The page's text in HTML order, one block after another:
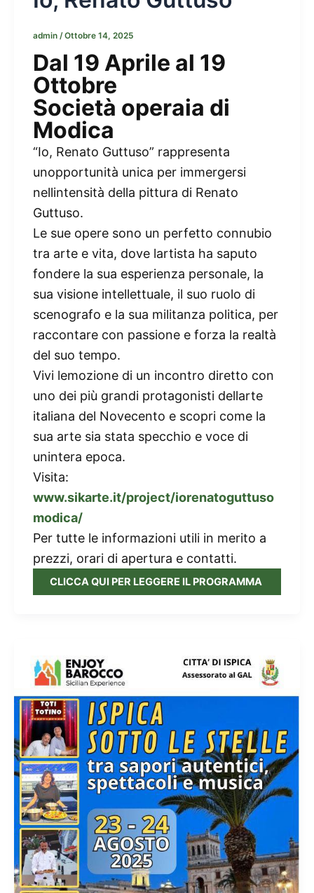
admin /Ottobre 14, 2025
Dal 19 Aprile al 19
Ottobre
Società operaia di
Modica
“Io, Renato Guttuso” rappresenta
unopportunità unica per immergersi
nellintensità della pittura di Renato
Guttuso.
Le sue opere sono un perfetto connubio
tra arte e vita, dove lartista ha saputo
fondere la sua esperienza personale, la
sua visione intellettuale, il suo ruolo di
scenografo e la sua militanza politica, per
raccontare con passione e forza la realtà
del suo tempo.
Vivi lemozione di un incontro diretto con
uno dei più grandi protagonisti dellarte
italiana del Novecento e scopri come la
sua arte sia stata specchio e voce di
unintera epoca.
Visita:
www.sikarte.it/project/iorenatoguttuso
modica/
Per tutte le informazioni utili in merito a
prezzi, orari di apertura e contatti.
CLICCA QUI PER LEGGERE IL PROGRAMMA